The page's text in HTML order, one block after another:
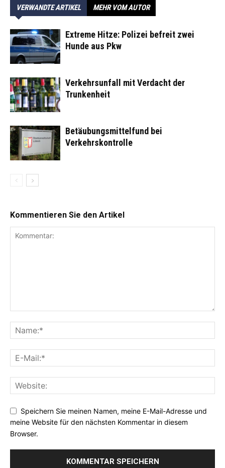
VERWANDTE ARTIKEL MEHR VOM AUTOR
Extreme Hitze: Polizei befreit zwei
Hunde aus Pkw
Verkehrsunfall mit Verdacht der
Trunkenheit
Betäubungsmittelfund bei
Verkehrskontrolle
Kommentieren Sie den Artikel
Speichern Sie meinen Namen, meine E-Mail-Adresse und
meine Website für den nächsten Kommentar in diesem
Browser.